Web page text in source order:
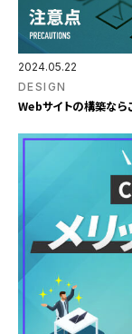
2024.05.22
DESIGN
Webサイトの構築なら